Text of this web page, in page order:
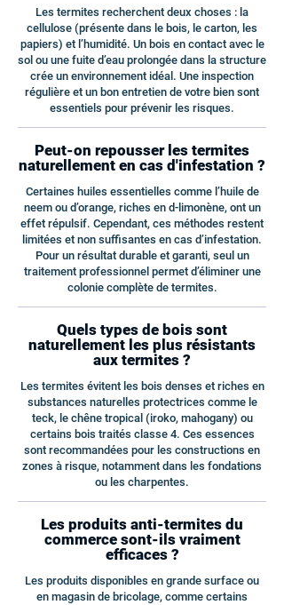
Les termites recherchent deux choses : la
cellulose (présente dans le bois, le carton, les
papiers) et l’humidité. Un bois en contact avec le
sol ou une fuite d’eau prolongée dans la structure
crée un environnement idéal. Une inspection
régulière et un bon entretien de votre bien sont
essentiels pour prévenir les risques.
Peut-on repousser les termites
naturellement en cas d'infestation ?
Certaines huiles essentielles comme l’huile de
neem ou d’orange, riches en d-limonène, ont un
effet répulsif. Cependant, ces méthodes restent
limitées et non suffisantes en cas d’infestation.
Pour un résultat durable et garanti, seul un
traitement professionnel permet d’éliminer une
colonie complète de termites.
Quels types de bois sont
naturellement les plus résistants
aux termites ?
Les termites évitent les bois denses et riches en
substances naturelles protectrices comme le
teck, le chêne tropical (iroko, mahogany) ou
certains bois traités classe 4. Ces essences
sont recommandées pour les constructions en
zones à risque, notamment dans les fondations
ou les charpentes.
Les produits anti-termites du
commerce sont-ils vraiment
efficaces ?
Les produits disponibles en grande surface ou
en magasin de bricolage, comme certains